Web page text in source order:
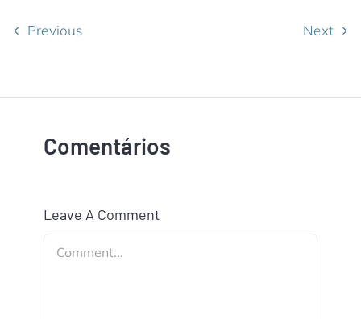
Previous Next
Comentários
Leave A Comment
Comment